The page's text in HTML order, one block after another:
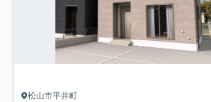
松山市平井町